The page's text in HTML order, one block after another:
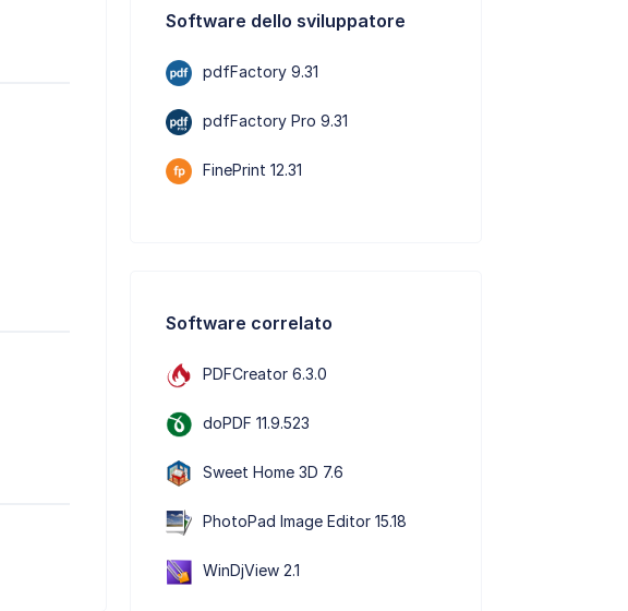
Software dello sviluppatore
pdfFactory 9.31
pdfFactory Pro 9.31
FinePrint 12.31
Software correlato
PDFCreator 6.3.0
doPDF 11.9.523
Sweet Home 3D 7.6
PhotoPad Image Editor 15.18
WinDjView 2.1